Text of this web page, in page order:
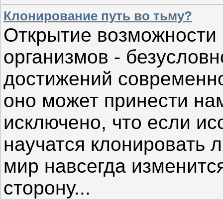
Клонирование путь во тьму?
Открытие
организмов -
достижений
оно может принести
исключено, что если
научатся клонировать
мир навсегда
сторону...